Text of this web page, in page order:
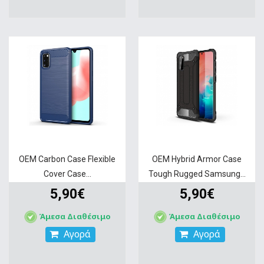
OEM Carbon Case Flexible
Cover Case...
5,90€
Άμεσα Διαθέσιμο
Αγορά
OEM Hybrid Armor Case
Tough Rugged Samsung...
5,90€
Άμεσα Διαθέσιμο
Αγορά